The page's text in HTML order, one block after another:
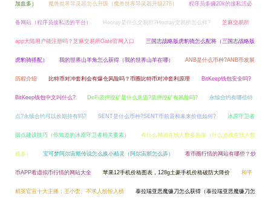
加血多） 魔兽世界导灵器怎么升级（魔兽世界导灵器升级278） 程序员多赚20k的接私活必
备网站（程序员接私活的平台） Hooray是什么交易所?Hooray交易所怎么样? 芝麻交易所
app大陆用户能注册吗？芝麻交易所Gate官网入口 三国志战略版虎豹骑怎么配将（三国志战略版
虎豹骑搭配） 我的世界山羊角怎么获得（我的世界山羊在哪） ANB是什么币种?ANB币发展
历程介绍 比特币对冲套利会有爆仓风险吗？币圈比特币对冲套利原理 BitKeep钱包安全吗?
BitKeep钱包中文叫什么? DeFi质押挖矿是什么意思?质押挖矿有风险吗? 永续合约有哪些特
点?永续合约可以长期持有吗? SENT是什么币种?SENT币前景和未来价值如何? 冰原守卫者
据点建设技巧（你知道的冰原守卫者相关要素） 有什么网游在线人数多热闹（什么游戏在线人数
最多） 宝可梦阿尔宙斯传说怎么换小精灵（阿尔宙斯怎么弄） 看币圈行情的网站有哪些？炒
币APP看虚拟币行情的网站大全 苹果12手机价格图表，128g土豪手机价格破防大降价 和平
精英官宣十大主播：王小歪、不求人纷纷入榜 泰拉瑞亚恶魔镰刀怎么获得（泰拉瑞亚恶魔镰刀怎